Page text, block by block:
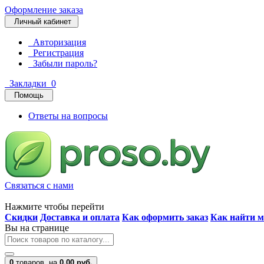
Оформление заказа
Личный кабинет
Авторизация
Регистрация
Забыли пароль?
Закладки 0
Помощь
Ответы на вопросы
Связаться с нами
Нажмите чтобы перейти
Скидки Доставка и оплата Как оформить заказ Как найти
Вы на странице